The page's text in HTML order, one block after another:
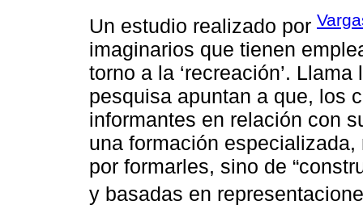
Un estudio realizado por
imaginarios que tienen
torno a la ‘recreación’.
pesquisa apuntan a que, los
informantes en relación con
una formación
por formarles, sino de
y basadas en